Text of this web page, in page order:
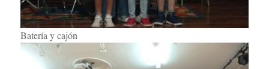
Batería y cajón